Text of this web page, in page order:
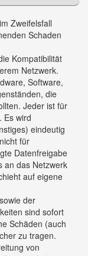
Zweifelsfall
Schaden
Kompatibilität
Netzwerk.
Software,
die
Jeder ist für
Es wird
eindeutig
für
Datenfreigabe
an das Netzwerk
auf eigene
der
sind sofort
Schäden (auch
zu tragen.
von